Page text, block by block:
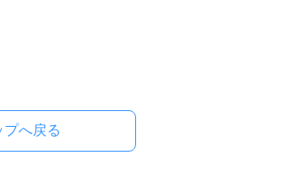
プへ戻る